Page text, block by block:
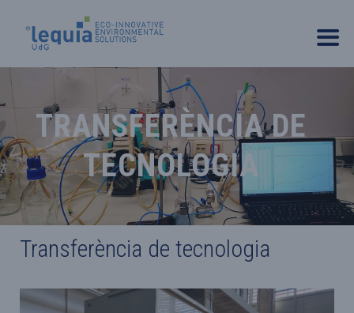
TRANSFERÈNCIA DE
TECNOLOGIA
Transferència de tecnologia